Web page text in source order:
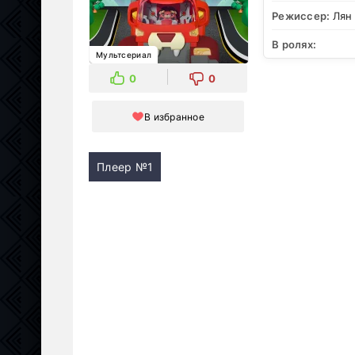
Мультсериал
0 0
В избранное
Режиссер:
В ролях:
Плеер №1